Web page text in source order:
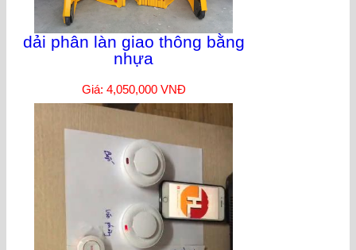
dải phân làn giao thông bằng
nhựa
Giá: 4,050,000 VNĐ